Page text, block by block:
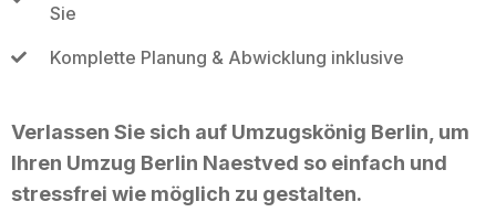
Sie
Komplette Planung & Abwicklung inklusive
Verlassen Sie sich auf Umzugskönig Berlin, um
Ihren Umzug Berlin Naestved so einfach und
stressfrei wie möglich zu gestalten.